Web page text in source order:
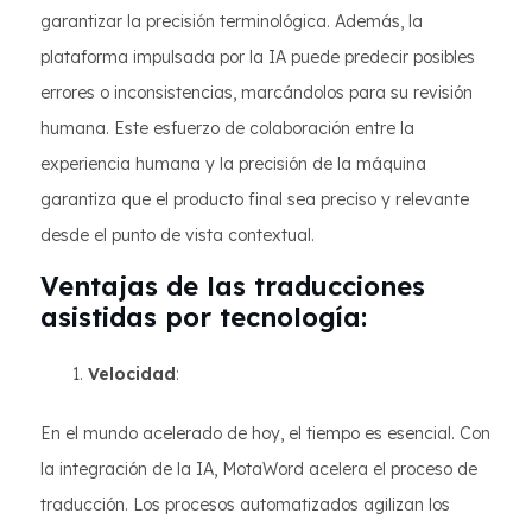
garantizar la precisión terminológica. Además, la
plataforma impulsada por la IA puede predecir posibles
errores o inconsistencias, marcándolos para su revisión
humana. Este esfuerzo de colaboración entre la
experiencia humana y la precisión de la máquina
garantiza que el producto final sea preciso y relevante
desde el punto de vista contextual.
Ventajas de las traducciones
asistidas por tecnología:
Velocidad:
En el mundo acelerado de hoy, el tiempo es esencial. Con
la integración de la IA, MotaWord acelera el proceso de
traducción. Los procesos automatizados agilizan los